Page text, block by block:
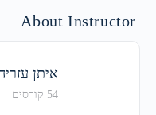
About Instructor
איתן עזריה
54 קורסים